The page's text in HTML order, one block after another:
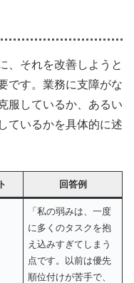
、それを改善しようと
です。業務に支障がな
服しているか、あるい
ているかを具体的に述
回答例
「私の弱みは、一度
に多くのタスクを抱
え込みすぎてしまう
点です。以前は優先
順位付けが苦手で、